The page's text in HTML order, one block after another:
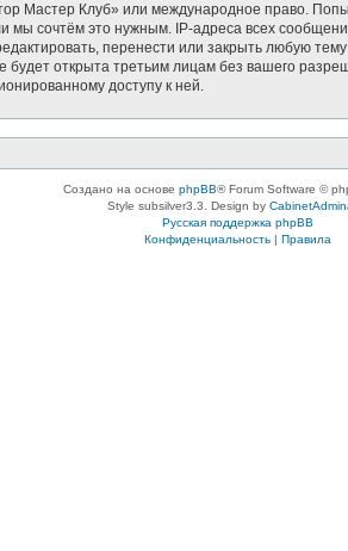
Мастер Клуб» или международное право.
мы сочтём это нужным. IP-адреса всех
перенести или закрыть любую
открыта третьим лицам без вашего
доступу к ней.
Создано на основе phpBB® Forum Software ©
Style subsilver3.3. Design by
Русская поддержка phpBB
Конфиденциальность| Правила